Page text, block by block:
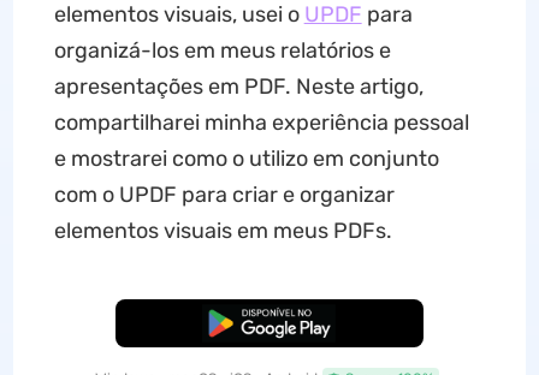
elementos visuais, usei o UPDF para
organizá-los em meus relatórios e
apresentações em PDF. Neste artigo,
compartilharei minha experiência pessoal
e mostrarei como o utilizo em conjunto
com o UPDF para criar e organizar
elementos visuais em meus PDFs.
Baixar Grátis